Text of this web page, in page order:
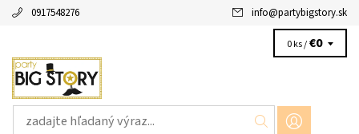
0917548276 info@partybigstory.sk
0 ks /€0